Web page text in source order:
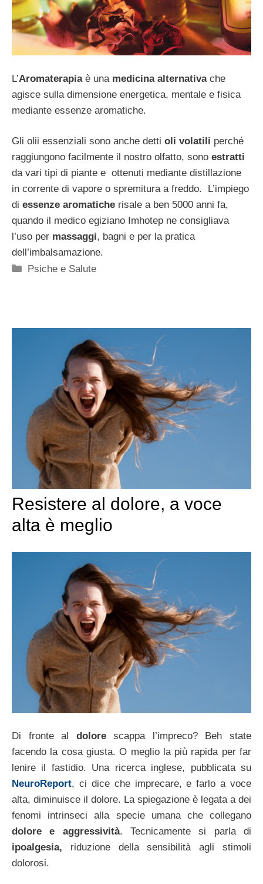
L’Aromaterapiaè una medicina alternativache
agisce sulla dimensione energetica, mentale e fisica
mediante essenze aromatiche.
Gli olii essenziali sono anche detti oli volatili perché
raggiungono facilmente il nostro olfatto, sono estratti
da vari tipi di piante e ottenuti mediante distillazione
in corrente di vapore o spremitura a freddo. L’impiego
di essenze aromatiche risale a ben 5000 anni fa,
quando il medico egiziano Imhotep ne consigliava
l’uso per massaggi, bagni e per la pratica
dell’imbalsamazione.
Categorie
Psiche e Salute
Resistere al dolore, a voce
alta è meglio
Di fronte al dolorescappa l’impreco? Beh state
facendo la cosa giusta. O meglio la più rapida per far
lenire il fastidio. Una ricerca inglese, pubblicata su
NeuroReport, ci dice che imprecare, e farlo a voce
alta, diminuisce il dolore. La spiegazione è legata a dei
fenomi intrinseci alla specie umana che collegano
dolore e aggressività. Tecnicamente si parla di
ipoalgesia, riduzione della sensibilità agli stimoli
dolorosi.